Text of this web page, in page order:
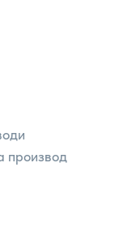
производ